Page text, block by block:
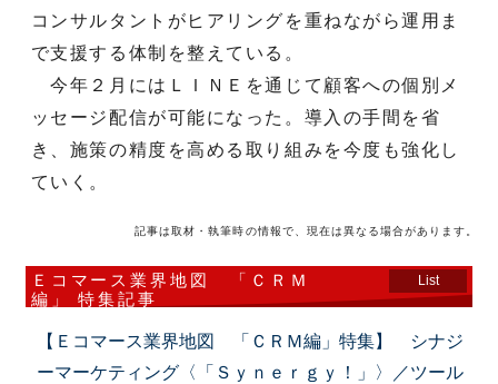
コンサルタントがヒアリングを重ねながら運用ま
で支援する体制を整えている。
今年２月にはＬＩＮＥを通じて顧客への個別メ
ッセージ配信が可能になった。導入の手間を省
き、施策の精度を高める取り組みを今度も強化し
ていく。
記事は取材・執筆時の情報で、現在は異なる場合があります。
Ｅコマース業界地図 「ＣＲＭ
編」 特集記事
List
【Ｅコマース業界地図 「ＣＲＭ編」特集】 シナジ
ーマーケティング〈「Ｓｙｎｅｒｇｙ！」〉／ツール